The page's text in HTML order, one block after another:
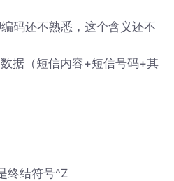
码还不熟悉，这个含义还不
据（短信内容+短信号码+其
终结符号^Z